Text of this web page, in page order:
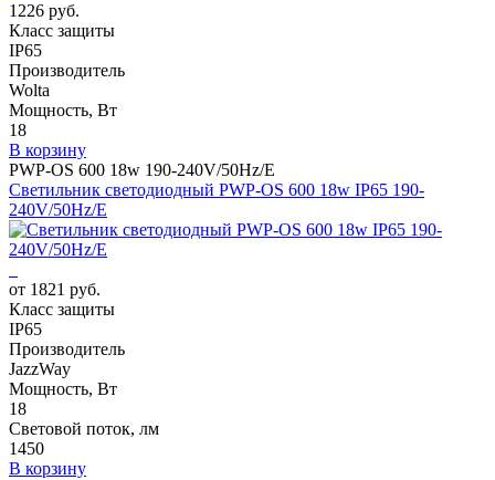
1226 руб.
Класс защиты
IP65
Производитель
Wolta
Мощность, Вт
18
В корзину
PWP-OS 600 18w 190-240V/50Hz/E
Светильник светодиодный PWP-OS 600 18w IP65 190-
240V/50Hz/E
от 1821 руб.
Класс защиты
IP65
Производитель
JazzWay
Мощность, Вт
18
Световой поток, лм
1450
В корзину